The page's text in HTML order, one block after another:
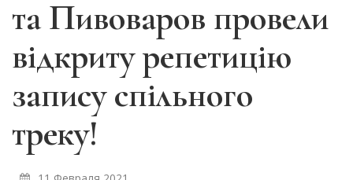
та Пивоваров провели
відкриту репетицію
запису спільного
треку!